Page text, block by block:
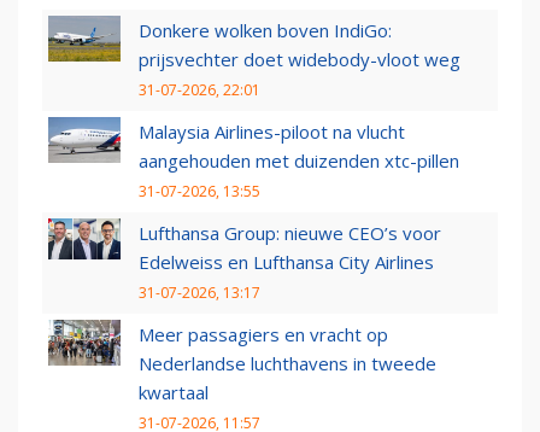
Donkere wolken boven IndiGo:
prijsvechter doet widebody-vloot weg
31-07-2026, 22:01
Malaysia Airlines-piloot na vlucht
aangehouden met duizenden xtc-pillen
31-07-2026, 13:55
Lufthansa Group: nieuwe CEO’s voor
Edelweiss en Lufthansa City Airlines
31-07-2026, 13:17
Meer passagiers en vracht op
Nederlandse luchthavens in tweede
kwartaal
31-07-2026, 11:57